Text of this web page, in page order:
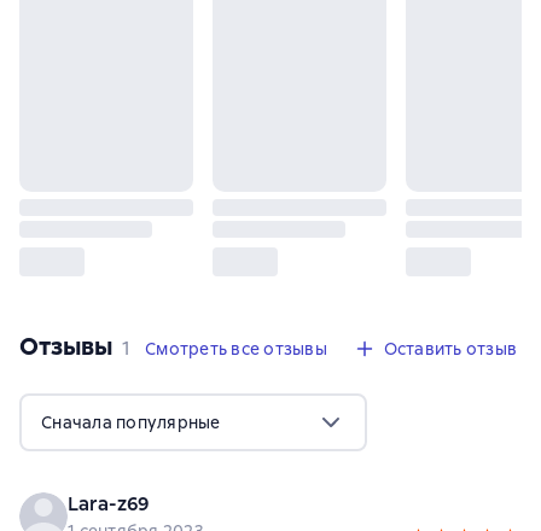
Отзывы 1 отзыв
1 Смотреть все отзывы Оставить отзыв
Сначала популярные
Lara-z69